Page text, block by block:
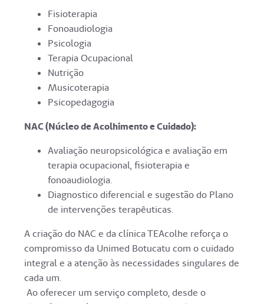
Fisioterapia
Fonoaudiologia
Psicologia
Terapia Ocupacional
Nutrição
Musicoterapia
Psicopedagogia
NAC (Núcleo de Acolhimento e Cuidado):
Avaliação neuropsicológica e avaliação em
terapia ocupacional, fisioterapia e
fonoaudiologia.
Diagnostico diferencial e sugestão do Plano
de intervenções terapêuticas.
A criação do NAC e da clínica TEAcolhe reforça o
compromisso da Unimed Botucatu com o cuidado
integral e a atenção às necessidades singulares de
cada um.
Ao oferecer um serviço completo, desde o